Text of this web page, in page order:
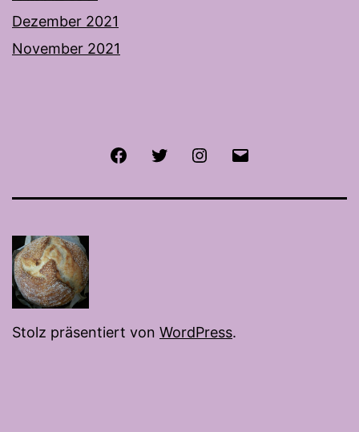
Dezember 2021
November 2021
FacebookTwitter Instagram
Stolz präsentiert von WordPress.